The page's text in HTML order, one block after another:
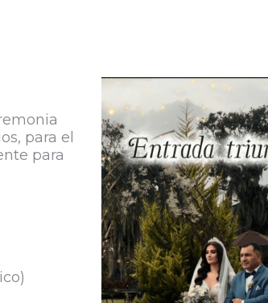
para el
para